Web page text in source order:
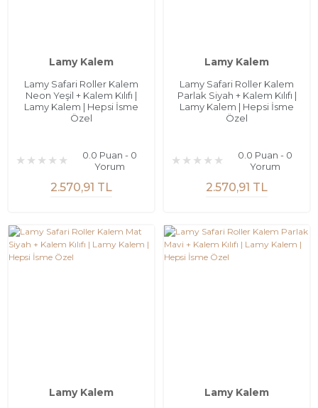
Lamy Kalem
Lamy Safari Roller Kalem
Neon Yeşil + Kalem Kılıfı |
Lamy Kalem | Hepsi İsme
Özel
0.0 Puan - 0
Yorum
2.570,91 TL
Lamy Kalem
Lamy Safari Roller Kalem
Parlak Siyah + Kalem Kılıfı |
Lamy Kalem | Hepsi İsme
Özel
0.0 Puan - 0
Yorum
2.570,91 TL
Lamy Kalem Lamy Kalem